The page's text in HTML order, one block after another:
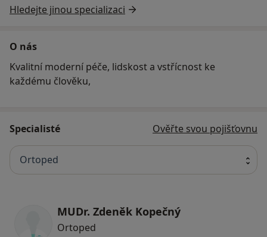
Hledejte jinou specializaci
O nás
Kvalitní moderní péče, lidskost a vstřícnost ke
každému člověku,
Specialisté Ověřte svou pojišťovnu
Ortoped
MUDr. Zdeněk Kopečný
Ortoped